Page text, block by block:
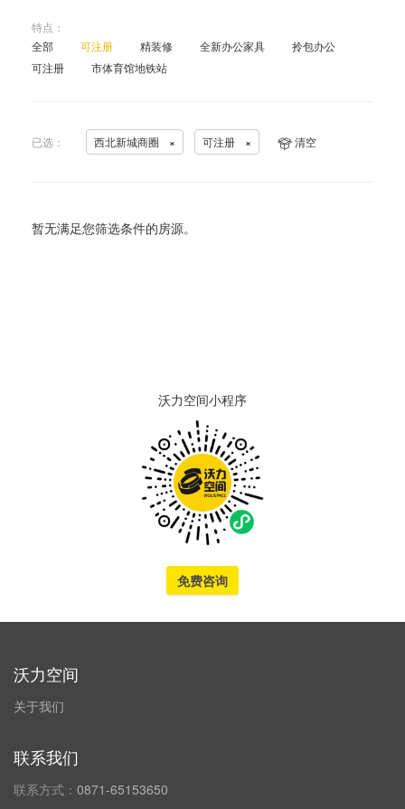
特点：
全部
可注册 精装修 全新办公家具
拎包办公
可注册
市体育馆地铁站
已选： 西北新城商圈 × 可注册 × 清空
暂无满足您筛选条件的房源。
沃力空间小程序
免费咨询
沃力空间
关于我们
联系我们
联系方式： 0871-65153650